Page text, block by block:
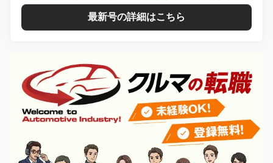
最新号の詳細はこちら